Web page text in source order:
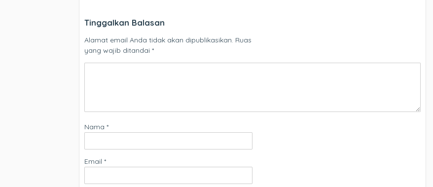
Tinggalkan Balasan
Alamat email Anda tidak akan dipublikasikan. Ruas
yang wajib ditandai *
Nama *
Email *